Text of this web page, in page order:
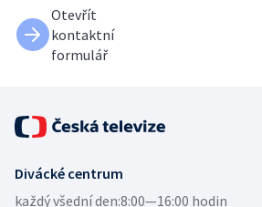
Otevřít
kontaktní
formulář
Divácké centrum
každý všední den:8:00—16:00 hodin